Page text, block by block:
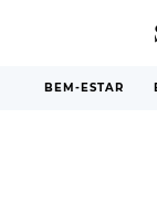
BEM-ESTAR